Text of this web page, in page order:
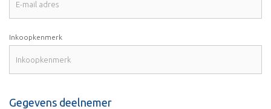
Inkoopkenmerk
Gegevens deelnemer